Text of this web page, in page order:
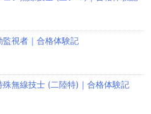
監視者｜合格体験記
殊無線技士 (二陸特)｜合格体験記